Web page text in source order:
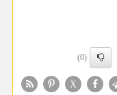
(0)
X